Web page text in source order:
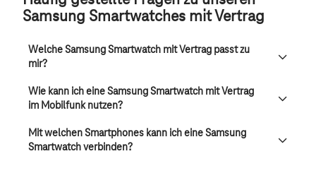
Samsung Smartwatches mit Vertrag
Welche Samsung Smartwatch mit Vertrag passt zu
mir?
Wie kann ich eine Samsung Smartwatch mit Vertrag
im Mobilfunk nutzen?
Mit welchen Smartphones kann ich eine Samsung
Smartwatch verbinden?